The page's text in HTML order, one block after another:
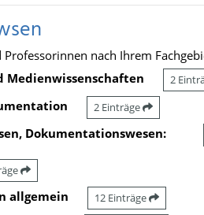
nach Ihrem
Medienwissenschaften
2
2 Einträge
Dokumentationswesen:
allgemein 12 Einträge